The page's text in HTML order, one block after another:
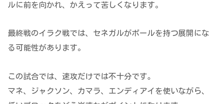
ルに前を向かれ、かえって苦しくなります。
最終戦のイラク戦では、セネガルがボールを持つ展開にな
る可能性があります。
この試合では、速攻だけでは不十分です。
マネ、ジャクソン、カマラ、エンディアイを使いながら、